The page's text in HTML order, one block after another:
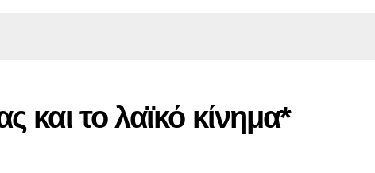
και το λαϊκό κίνημα*